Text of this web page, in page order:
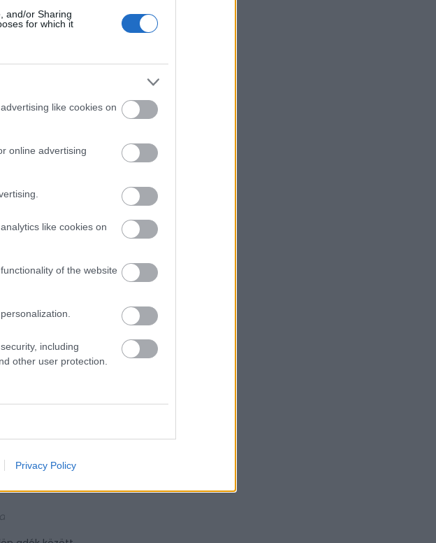
and/or Sharing
for which it
like cookies on
online advertising
like cookies on
of the website
including
other user protection.
Privacy Policy
a Kata?
hogy
siet.
szándékával